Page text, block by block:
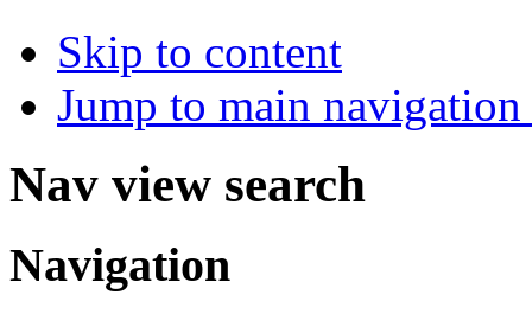
Skip to content
Jump to main
Nav view search
Navigation